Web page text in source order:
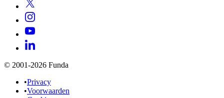
© 2001-2026 Funda
•Privacy
•Voorwaarden